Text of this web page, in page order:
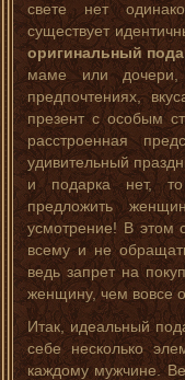
свете нет
существует
оригинальный
маме или
предпочтениях,
презент с особым
расстроенная
удивительный
и подарка нет,
предложить
усмотрение! В этом
всему и не
ведь запрет на
женщину, чем вовсе
Итак, идеальный
себе несколько
каждому мужчине.